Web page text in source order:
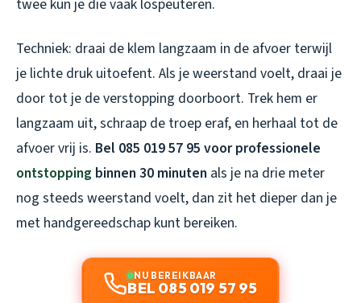
twee kun je die vaak lospeuteren.
Techniek: draai de klem langzaam in de afvoer terwijl
je lichte druk uitoefent. Als je weerstand voelt, draai je
door tot je de verstopping doorboort. Trek hem er
langzaam uit, schraap de troep eraf, en herhaal tot de
afvoer vrij is. Bel 085 019 57 95 voor professionele
ontstopping binnen 30 minuten als je na drie meter
nog steeds weerstand voelt, dan zit het dieper dan je
met handgereedschap kunt bereiken.
NU BEREIKBAAR
BEL 085 019 57 95